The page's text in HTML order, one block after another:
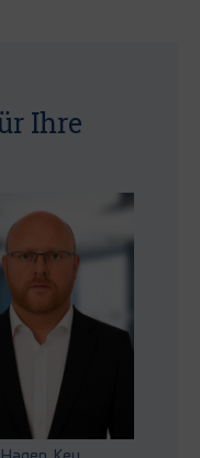
Ihre